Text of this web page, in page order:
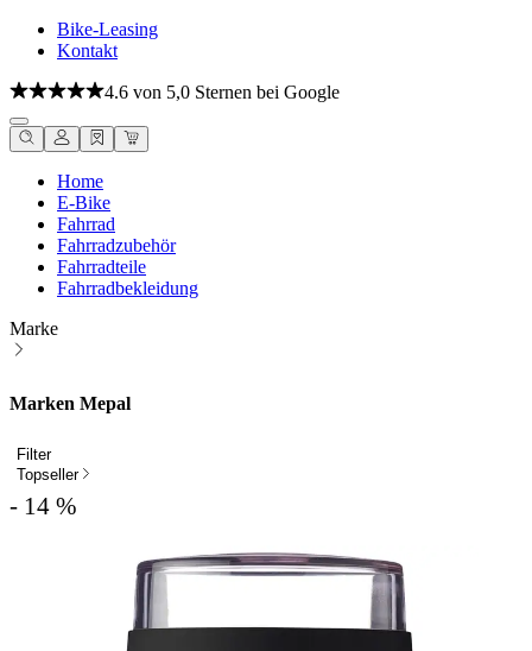
Bike-Leasing
Kontakt
4.6 von 5,0 Sternen bei Google
Home
E-Bike
Fahrrad
Fahrradzubehör
Fahrradteile
Fahrradbekleidung
Marke
Marken Mepal
Filter
Topseller
- 14 %